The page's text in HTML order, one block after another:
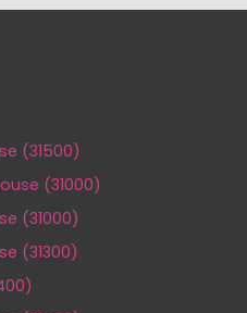
(31500)
(31000)
(31000)
(31300)